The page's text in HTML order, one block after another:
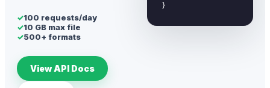
✓100 requests/day
✓10 GB max file
✓500+ formats
View API Docs
}